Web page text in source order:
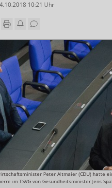
10:21 Uhr
Peter Altmaier (CDU) hatte
im TSVG von Gesundheitsminister Jens